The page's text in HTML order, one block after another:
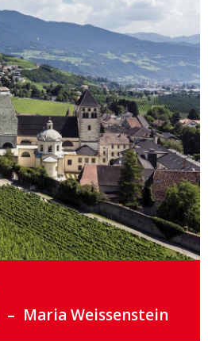
Maria Weissenstein
Details